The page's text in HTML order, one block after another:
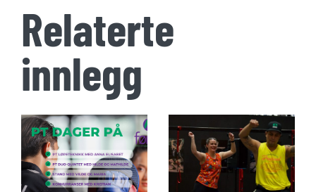
Relaterte
innlegg